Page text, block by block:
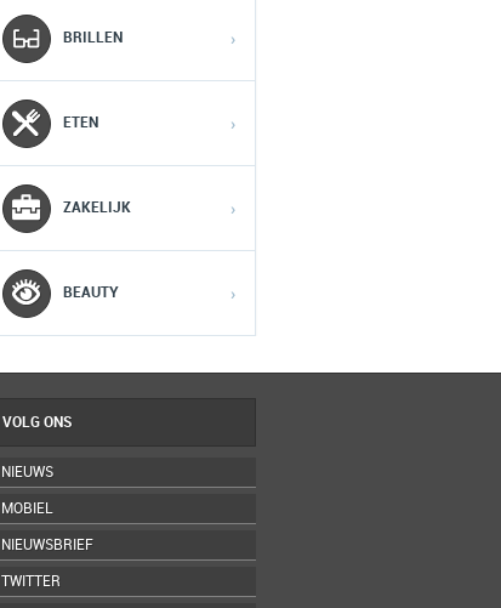
BRILLEN ›
ETEN ›
ZAKELIJK ›
BEAUTY ›
VOLG ONS
NIEUWS
MOBIEL
NIEUWSBRIEF
TWITTER